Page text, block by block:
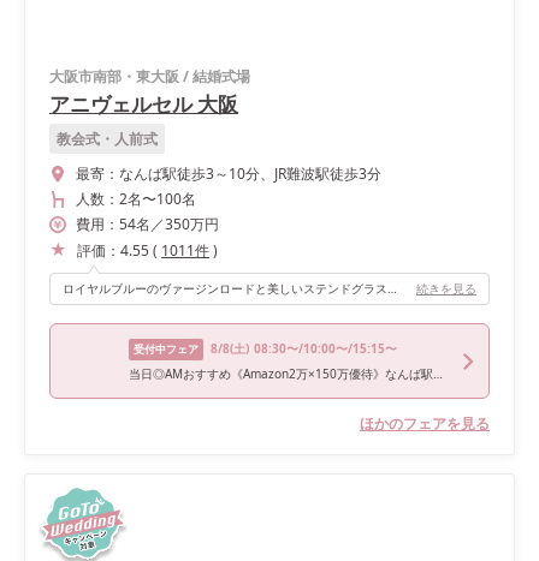
大阪市南部・東大阪 /結婚式場
アニヴェルセル 大阪
教会式・人前式
最寄： なんば駅徒歩3～10分、JR難波駅徒歩3分
人数： 2名〜100名
費用： 54名 ／350万円
評価： 4.55( 1011件)
ロイヤルブルーのヴァージンロードと美しいステンドグラスと厳かな雰囲気を演出する仕掛けがたくさんあり、私たちもゲストも感動できました！ 続きを見る
受付中フェア 8/8(土) 08:30〜/10:00〜/15:15〜
当日◎AMおすすめ《Amazon2万×150万優待》なんば駅直結&憧れ花嫁ALL体験*4万牛フィレ試食
ほかのフェアを見る